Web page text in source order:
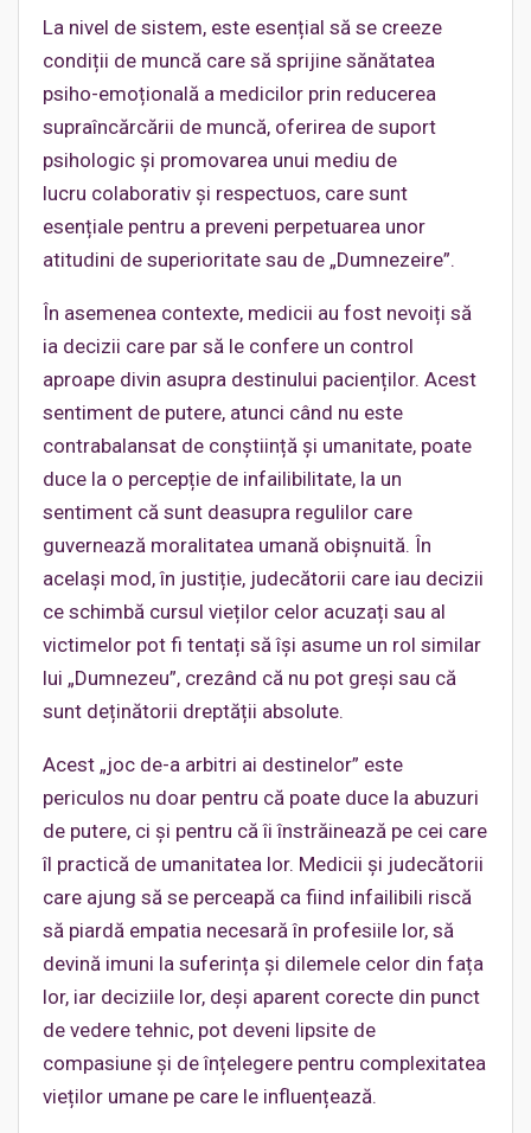
La nivel de sistem, este esențial să se creeze
condiții de muncă care să sprijine sănătatea
psiho-emoțională a medicilor prin reducerea
supraîncărcării de muncă, oferirea de suport
psihologic și promovarea unui mediu de
lucru colaborativ și respectuos, care sunt
esențiale pentru a preveni perpetuarea unor
atitudini de superioritate sau de „Dumnezeire”.
În asemenea contexte, medicii au fost nevoiți să
ia decizii care par să le confere un control
aproape divin asupra destinului pacienților. Acest
sentiment de putere, atunci când nu este
contrabalansat de conștiință și umanitate, poate
duce la o percepție de infailibilitate, la un
sentiment că sunt deasupra regulilor care
guvernează moralitatea umană obișnuită. În
același mod, în justiție, judecătorii care iau decizii
ce schimbă cursul vieților celor acuzați sau al
victimelor pot fi tentați să își asume un rol similar
lui „Dumnezeu”, crezând că nu pot greși sau că
sunt deținătorii dreptății absolute.
Acest „joc de-a arbitri ai destinelor” este
periculos nu doar pentru că poate duce la abuzuri
de putere, ci și pentru că îi înstrăinează pe cei care
îl practică de umanitatea lor. Medicii și judecătorii
care ajung să se perceapă ca fiind infailibili riscă
să piardă empatia necesară în profesiile lor, să
devină imuni la suferința și dilemele celor din fața
lor, iar deciziile lor, deși aparent corecte din punct
de vedere tehnic, pot deveni lipsite de
compasiune și de înțelegere pentru complexitatea
vieților umane pe care le influențează.